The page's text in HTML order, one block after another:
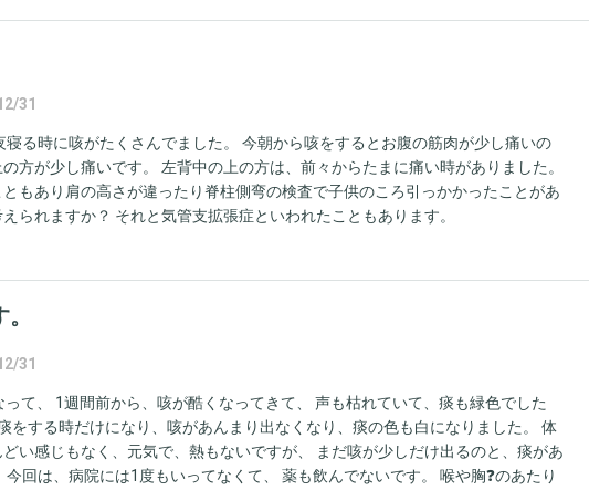
31
寝る時に咳がたくさんでました。 今朝から咳をするとお腹の筋肉が少し痛いの
方が少し痛いです。 左背中の上の方は、前々からたまに痛い時がありました。
もあり肩の高さが違ったり脊柱側弯の検査で子供のころ引っかかったことがあ
られますか？ それと気管支拡張症といわれたこともあります。
31
て、 1週間前から、咳が酷くなってきて、 声も枯れていて、痰も緑色でした
をする時だけになり、咳があんまり出なくなり、痰の色も白になりました。 体
い感じもなく、元気で、熱もないですが、 まだ咳が少しだけ出るのと、痰があ
回は、病院には1度もいってなくて、 薬も飲んでないです。 喉や胸❓のあたり